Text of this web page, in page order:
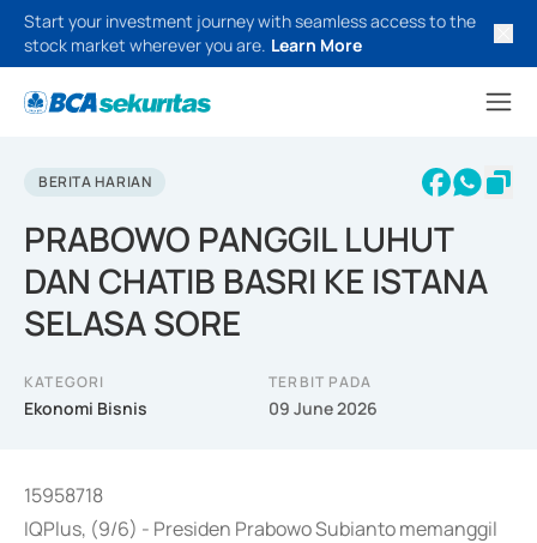
Start your investment journey with seamless access to the
stock market wherever you are. Learn More
BERITA HARIAN
PRABOWO PANGGIL LUHUT
DAN CHATIB BASRI KE ISTANA
SELASA SORE
KATEGORI
Ekonomi Bisnis
TERBIT PADA
09 June 2026
15958718
IQPlus, (9/6) - Presiden Prabowo Subianto memanggil